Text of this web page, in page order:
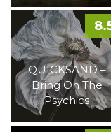
QUICKSAND –
Bring On The
Psychics